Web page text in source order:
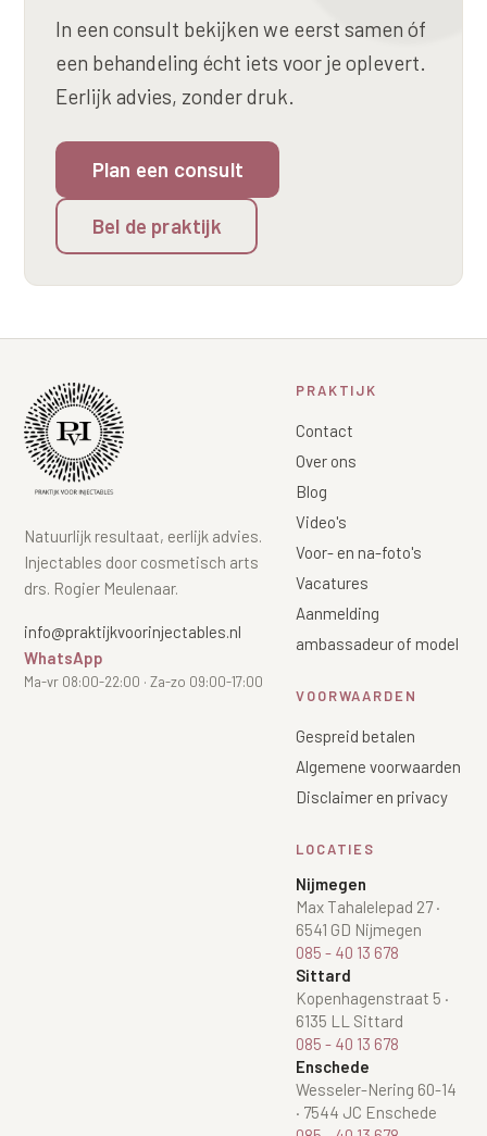
In een consult bekijken we eerst samen óf
een behandeling écht iets voor je oplevert.
Eerlijk advies, zonder druk.
Plan een consult
Bel de praktijk
Natuurlijk resultaat, eerlijk advies.
Injectables door cosmetisch arts
drs. Rogier Meulenaar.
info@praktijkvoorinjectables.nl
WhatsApp
Ma-vr 08:00-22:00 · Za-zo 09:00-17:00
PRAKTIJK
Contact
Over ons
Blog
Video's
Voor- en na-foto's
Vacatures
Aanmelding
ambassadeur of model
VOORWAARDEN
Gespreid betalen
Algemene voorwaarden
Disclaimer en privacy
LOCATIES
Nijmegen
Max Tahalelepad 27·
6541 GD Nijmegen
085 - 40 13 678
Sittard
Kopenhagenstraat 5 ·
6135 LL Sittard
085 - 40 13 678
Enschede
Wesseler-Nering 60-14
· 7544 JC Enschede